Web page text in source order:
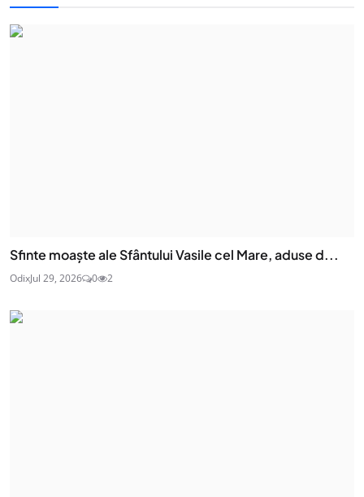
Sfinte moaşte ale Sfântului Vasile cel Mare, aduse d...
OdixJul 29, 2026 0 2